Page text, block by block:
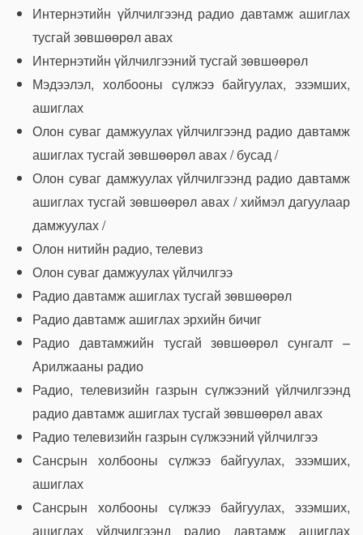
Интернэтийн үйлчилгээнд радио давтамж ашиглах
тусгай зөвшөөрөл авах
Интернэтийн үйлчилгээний тусгай зөвшөөрөл
Мэдээлэл, холбооны сүлжээ байгуулах, эзэмших,
ашиглах
Олон суваг дамжуулах үйлчилгээнд радио давтамж
ашиглах тусгай зөвшөөрөл авах / бусад /
Олон суваг дамжуулах үйлчилгээнд радио давтамж
ашиглах тусгай зөвшөөрөл авах / хиймэл дагуулаар
дамжуулах /
Олон нитийн радио, телевиз
Олон суваг дамжуулах үйлчилгээ
Радио давтамж ашиглах тусгай зөвшөөрөл
Радио давтамж ашиглах эрхийн бичиг
Радио давтамжийн тусгай зөвшөөрөл сунгалт –
Арилжааны радио
Радио, телевизийн газрын сүлжээний үйлчилгээнд
радио давтамж ашиглах тусгай зөвшөөрөл авах
Радио телевизийн газрын сүлжээний үйлчилгээ
Сансрын холбооны сүлжээ байгуулах, эзэмших,
ашиглах
Сансрын холбооны сүлжээ байгуулах, эзэмших,
ашиглах үйлчилгээнд радио давтамж ашиглах